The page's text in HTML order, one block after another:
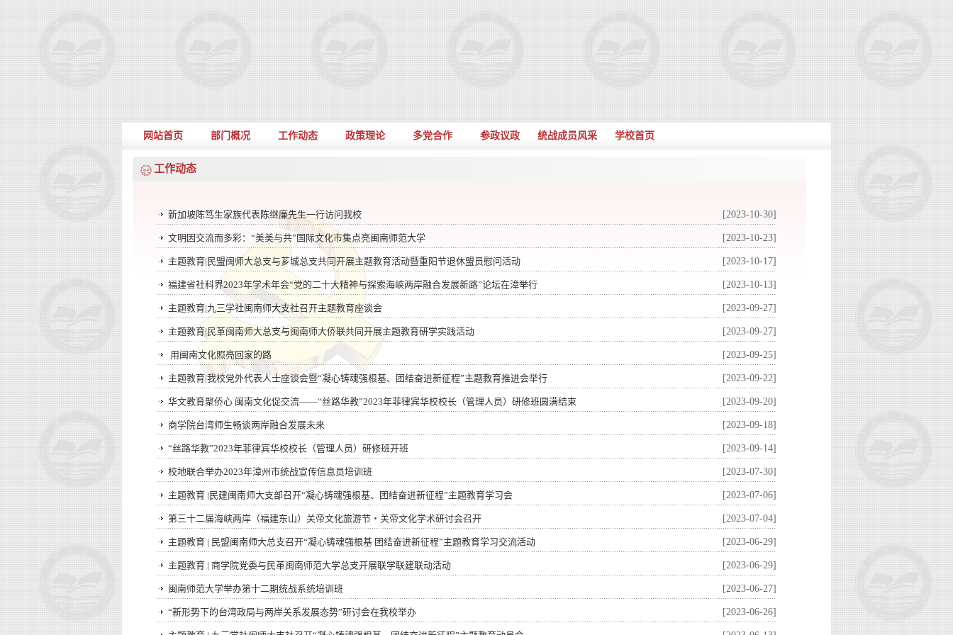
网站首页 部门概况 工作动态 政策理论 多党合作 参政议政 统战成员风采 学校首页
工作动态
· 新加坡陈笃生家族代表陈继廉先生一行访问我校 [2023-10-30]
· 文明因交流而多彩：“美美与共”国际文化市集点亮闽南师范大学 [2023-10-23]
· 主题教育|民盟闽师大总支与芗城总支共同开展主题教育活动暨重阳节退休盟员慰问活动 [2023-10-17]
· 福建省社科界2023年学术年会“党的二十大精神与探索海峡两岸融合发展新路”论坛在漳举行 [2023-10-13]
· 主题教育|九三学社闽南师大支社召开主题教育座谈会 [2023-09-27]
· 主题教育|民革闽南师大总支与闽南师大侨联共同开展主题教育研学实践活动 [2023-09-27]
· 用闽南文化照亮回家的路 [2023-09-25]
· 主题教育|我校党外代表人士座谈会暨“凝心铸魂强根基、团结奋进新征程”主题教育推进会举行 [2023-09-22]
· 华文教育聚侨心 闽南文化促交流——“丝路华教”2023年菲律宾华校校长（管理人员）研修班圆满结束 [2023-09-20]
· 商学院台湾师生畅谈两岸融合发展未来 [2023-09-18]
· “丝路华教”2023年菲律宾华校校长（管理人员）研修班开班 [2023-09-14]
· 校地联合举办2023年漳州市统战宣传信息员培训班 [2023-07-30]
· 主题教育 |民建闽南师大支部召开“凝心铸魂强根基、团结奋进新征程”主题教育学习会 [2023-07-06]
· 第三十二届海峡两岸（福建东山）关帝文化旅游节・关帝文化学术研讨会召开 [2023-07-04]
· 主题教育 | 民盟闽南师大总支召开“凝心铸魂强根基 团结奋进新征程”主题教育学习交流活动 [2023-06-29]
· 主题教育 | 商学院党委与民革闽南师范大学总支开展联学联建联动活动 [2023-06-29]
· 闽南师范大学举办第十二期统战系统培训班 [2023-06-27]
· “新形势下的台湾政局与两岸关系发展态势”研讨会在我校举办 [2023-06-26]